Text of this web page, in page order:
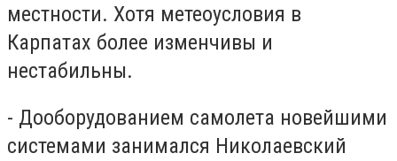
местности. Хотя метеоусловия в
Карпатах более изменчивы и
нестабильны.
- Дооборудованием самолета новейшими
системами занимался Николаевский